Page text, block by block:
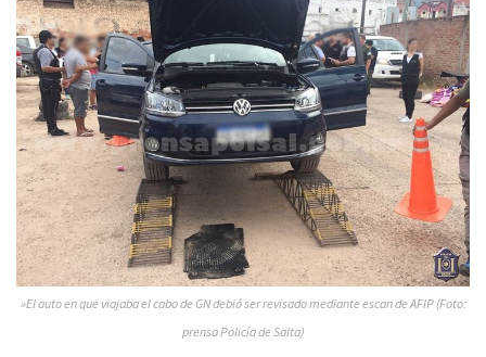
»El auto en que viajaba el cabo de GN debió ser revisado mediante escan de AFIP (Foto:
prensa Policía de Salta)